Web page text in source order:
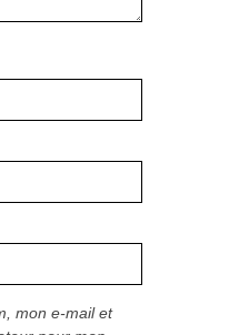
mon e-mail et